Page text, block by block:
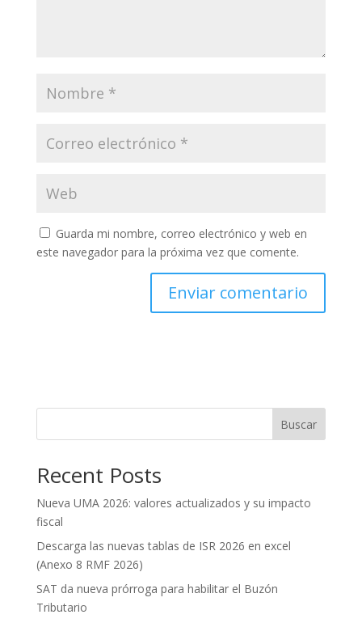
Guarda mi nombre, correo electrónico y web en
este navegador para la próxima vez que comente.
Buscar
Recent Posts
Nueva UMA 2026: valores actualizados y su impacto
fiscal
Descarga las nuevas tablas de ISR 2026 en excel
(Anexo 8 RMF 2026)
SAT da nueva prórroga para habilitar el Buzón
Tributario